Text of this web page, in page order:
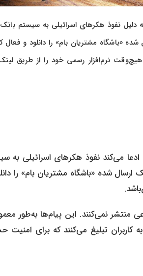
نفوذ هکر‌های اسرائیلی به سیستم
«باشگاه مشتریان بام» را دانلود و فعال
نرم‌افزار رسمی خود را از طریق
می‌کند نفوذ هکر‌های اسرائیلی به
شده «باشگاه مشتریان بام» را
نمی‌کنند. این پیام‌ها به‌طور
تبلیغ می‌کنند که برای امنیت